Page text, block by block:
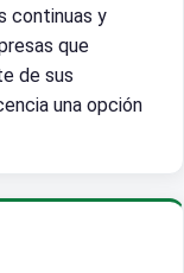
continuas y
que
de sus
una opción